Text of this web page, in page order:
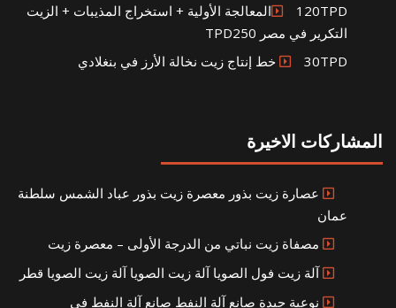
120TPDالمعالجة الأولية + استخراج المذيبات + الزيت
التكرير في مصر TPD250
30TPD خط إنتاج زيت نخالة الأرز في بنغلادي
المشاركات الاخيرة
عصارة زيت بذور معصرة زيت بذور عباد الشمس سلطنة
عمان
مصفاة زيت نباتي من الدرجة الأولى – معصرة زيت
آلة زيت فول الصويا آلة زيت الصويا آلة زيت الصويا قطر
نوعية جيدة صانع آلة النفط صانع آلة النفط في